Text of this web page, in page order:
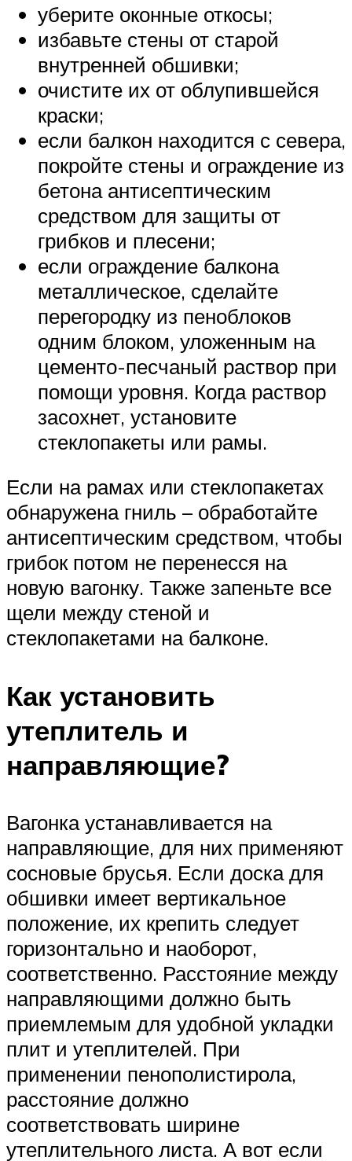
уберите оконные откосы;
избавьте стены от старой
внутренней обшивки;
очистите их от облупившейся
краски;
если балкон находится с севера,
покройте стены и ограждение из
бетона антисептическим
средством для защиты от
грибков и плесени;
если ограждение балкона
металлическое, сделайте
перегородку из пеноблоков
одним блоком, уложенным на
цементо-песчаный раствор при
помощи уровня. Когда раствор
засохнет, установите
стеклопакеты или рамы.
Если на рамах или стеклопакетах
обнаружена гниль – обработайте
антисептическим средством, чтобы
грибок потом не перенесся на
новую вагонку. Также запеньте все
щели между стеной и
стеклопакетами на балконе.
Как установить
утеплитель и
направляющие?
Вагонка устанавливается на
направляющие, для них применяют
сосновые брусья. Если доска для
обшивки имеет вертикальное
положение, их крепить следует
горизонтально и наоборот,
соответственно. Расстояние между
направляющими должно быть
приемлемым для удобной укладки
плит и утеплителей. При
применении пенополистирола,
расстояние должно
соответствовать ширине
утеплительного листа. А вот если